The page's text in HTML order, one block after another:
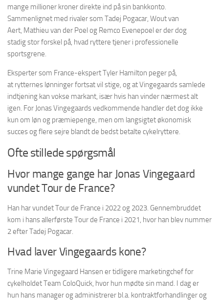
mange millioner kroner direkte ind på sin bankkonto.
Sammenlignet med rivaler som Tadej Pogacar, Wout van
Aert, Mathieu van der Poel og Remco Evenepoel er der dog
stadig stor forskel på, hvad ryttere tjener i professionelle
sportsgrene.
Eksperter som France-ekspert Tyler Hamilton peger på,
at rytternes lønninger fortsat vil stige, og at Vingegaards samlede
indtjening kan vokse markant, især hvis han vinder nærmest alt
igen. For Jonas Vingegaards vedkommende handler det dog ikke
kun om løn og præmiepenge, men om langsigtet økonomisk
succes og flere sejre blandt de bedst betalte cykelryttere.
Ofte stillede spørgsmål
Hvor mange gange har Jonas Vingegaard
vundet Tour de France?
Han har vundet Tour de France i 2022 og 2023. Gennembruddet
kom i hans allerførste Tour de France i 2021, hvor han blev nummer
2 efter Tadej Pogacar.
Hvad laver Vingegaards kone?
Trine Marie Vingegaard Hansen er tidligere marketingchef for
cykelholdet Team ColoQuick, hvor hun mødte sin mand. I dag er
hun hans manager og administrerer bl.a. kontraktforhandlinger og